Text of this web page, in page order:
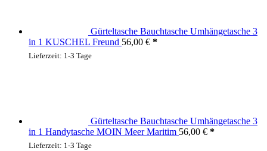
Gürteltasche Bauchtasche Umhängetasche 3
in 1 KUSCHEL Freund 56,00 €
Lieferzeit: 1-3 Tage
Gürteltasche Bauchtasche Umhängetasche 3
in 1 Handytasche MOIN Meer Maritim 56,00 €
Lieferzeit: 1-3 Tage